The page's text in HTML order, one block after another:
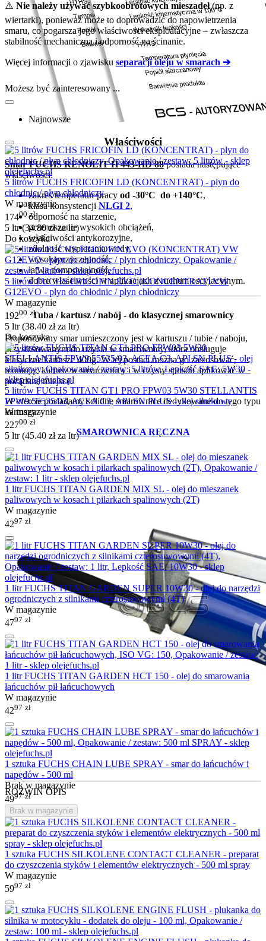
Właściwości
Smar FUCHS RENOLIT H 443-HD 88 posiada następujące
właściwości:
zakres temperatur pracy od -30°C do +140°C,
klasa konsystencji NLGI 2,
odporność na starzenie,
przenoszenie wysokich obciążeń,
właściwości antykorozyjne,
zdolność wypierania wody,
wysokaprzyczepność,
łatwa pompowalność,
dobre właściwości w aplikacjach z ruchem oscylacyjnym.
Tuba / kartusz / nabój - do klasycznej smarownicy
Proponowany smar umieszczony jest w kartuszu / tubie / naboju,
przystosowanym do użycia w smarownicy, która obsługuje
klasyczne kartusze 400g.W tej postaci można go zastosować,
montując kartusz w smarownicy i w czysty sposób aplikować w
pożądane miejsce.
W ofercie posiadamy solidne smarownice dedykowane do tego typu
kartuszy -
SMAROWNICA RĘCZNA
ROZWIŃ OPIS
⚠️ Nie należy używać szybkoobrotowych mieszadeł(np. z
wiertarki), ponieważ może to doprowadzić do napowietrzenia
smaru, co pogarsza jego właściwości eksploatacyjne – zwłaszcza
stabilność mechaniczną i odporność na ścinanie.
Więcej informacji o zjawisku separacji oleju w smarach ➔
Możesz być zainteresowany ...
Najnowsze
5 litrów FUCHS FRICOFIN LD (KONCENTRAT) - płyn do
chłodnic / płyn chłodniczy
W magazynie
17400 zł
5 ltr (34.80złza ltr)
Do koszyka
5 litrów FUCHS FRICOFIN EVO (KONCENTRAT) VW
G12EVO - płyn do chłodnic / płyn chłodniczy
W magazynie
19200 zł
5 ltr (38.40 złza ltr)
Do koszyka
5 litrów FUCHS TITAN GT1 PRO FPW03 5W30 STELLANTIS
FPW9.55535/03, ACEA C3, API SN PLUS - olej silnikowy
W magazynie
22700 zł
5 ltr (45.40 złza ltr)
1 litr FUCHS TITAN GARDEN MIX SL - olej do mieszanek
paliwowych w kosach i pilarkach spalinowych (2T)
W magazynie
4297 zł
1 litr FUCHS TITAN GARDEN SUPER 10W30 - olej do narzędzi
ogrodniczych z silnikami czterosuwowymi (4T)
W magazynie
4797 zł
1 litr FUCHS TITAN GARDEN HCT 150 - olej do smarowania
łańcuchów pił łańcuchowych
W magazynie
4297 zł
1 sztuka FUCHS CHAIN LUBE SPRAY - smar do łańcuchów i
napędów - 500 ml
Brak w magazynie
4997 zł
Brak w magazynie
1 sztuka FUCHS SILKOLENE CONTACT CLEANER - preparat
do czyszczenia styków i elementów elektrycznych - 500 ml spray
W magazynie
5997 zł